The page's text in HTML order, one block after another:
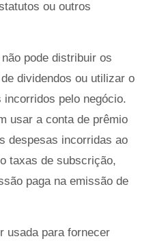
ou outros
pode distribuir os
dividendos ou utilizar o
pelo negócio.
usar a conta de prêmio
despesas incorridas ao
taxas de subscrição,
paga na emissão de
usada para fornecer